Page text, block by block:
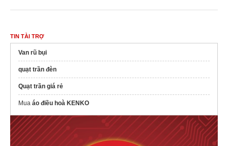
TIN TÀI TRỢ
Van rũ bụi
quạt trần đèn
Quạt trần giá rẻ​
Mua áo điều hoà KENKO